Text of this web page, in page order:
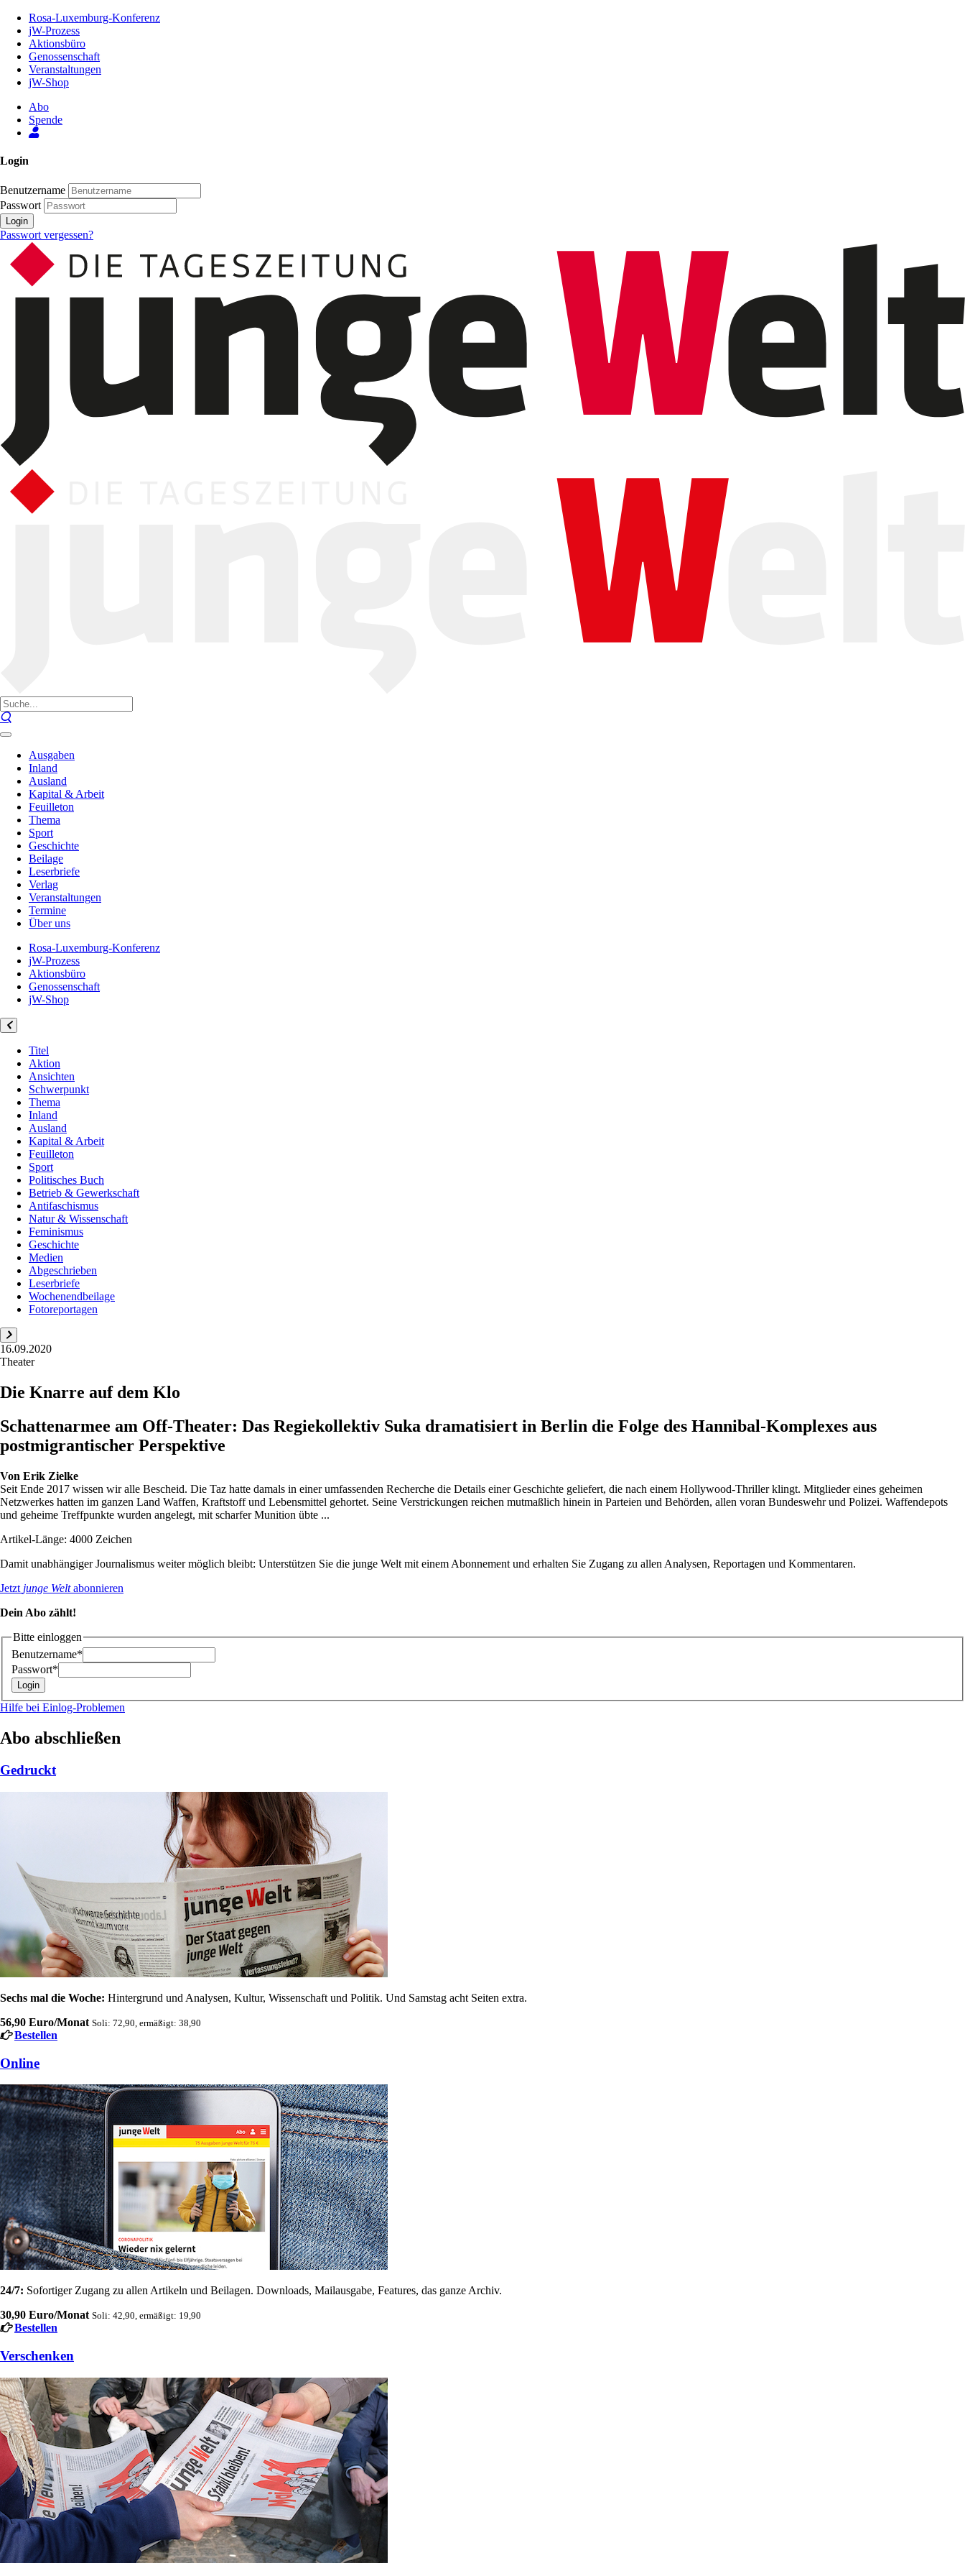
Inhalt
Seite
Rosa-Luxemburg-Konferenz
jW-Prozess
Aktionsbüro
Genossenschaft
Veranstaltungen
jW-Shop
Abo
Spende
Login
Benutzername
Passwort
Login
Passwort vergessen?
Ausgaben
Inland
Ausland
Kapital & Arbeit
Feuilleton
Thema
Sport
Geschichte
Beilage
Leserbriefe
Verlag
Veranstaltungen
Termine
Über uns
Rosa-Luxemburg-Konferenz
jW-Prozess
Aktionsbüro
Genossenschaft
jW-Shop
Titel
Aktion
Ansichten
Schwerpunkt
Thema
Inland
Ausland
Kapital & Arbeit
Feuilleton
Sport
Politisches Buch
Betrieb & Gewerkschaft
Antifaschismus
Natur & Wissenschaft
Feminismus
Geschichte
Medien
Abgeschrieben
Leserbriefe
Wochenendbeilage
Fotoreportagen
16.09.2020
Theater
Die Knarre auf dem Klo
Schattenarmee am Off-Theater: Das Regiekollektiv Suka dramatisiert in Berlin die Folge des Hannibal-Komplexes aus
postmigrantischer Perspektive
Von Erik Zielke
Seit Ende 2017 wissen wir alle Bescheid. Die Taz hatte damals in einer umfassenden Recherche die Details einer Geschichte geliefert, die nach einem Hollywood-Thriller klingt. Mitglieder eines geheimen
Netzwerkes hatten im ganzen Land Waffen, Kraftstoff und Lebensmittel gehortet. Seine Verstrickungen reichen mutmaßlich hinein in Parteien und Behörden, allen voran Bundeswehr und Polizei. Waffendepots
und geheime Treffpunkte wurden angelegt, mit scharfer Munition übte ...
Artikel-Länge: 4000 Zeichen
Damit unabhängiger Journalismus weiter möglich bleibt: Unterstützen Sie die junge Welt mit einem Abonnement und erhalten Sie Zugang zu allen Analysen, Reportagen und Kommentaren.
Jetzt junge Weltabonnieren
Dein Abo zählt!
Bitte einloggen
Benutzername*
Passwort*
Hilfe bei Einlog-Problemen
Abo abschließen
Gedruckt
Sechs mal die Woche: Hintergrund und Analysen, Kultur, Wissenschaft und Politik. Und Samstag acht Seiten extra.
56,90 Euro/Monat Soli: 72,90, ermäßigt: 38,90
Bestellen
Online
24/7: Sofortiger Zugang zu allen Artikeln und Beilagen. Downloads, Mailausgabe, Features, das ganze Archiv.
30,90 Euro/Monat Soli: 42,90, ermäßigt: 19,90
Bestellen
Verschenken